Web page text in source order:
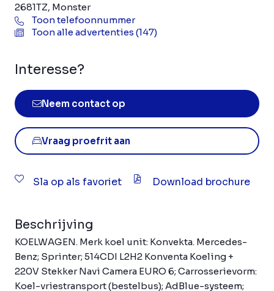
2681TZ, Monster
Toon telefoonnummer
Toon alle advertenties (147)
Interesse?
Neem contact op
Vraag proefrit aan
Sla op als favoriet Download brochure
Beschrijving
KOELWAGEN. Merk koel unit: Konvekta. Mercedes-
Benz; Sprinter; 514CDI L2H2 Konventa Koeling +
220V Stekker Navi Camera EURO 6; Carrosserievorm:
Koel-vriestransport (bestelbus); AdBlue-systeem;